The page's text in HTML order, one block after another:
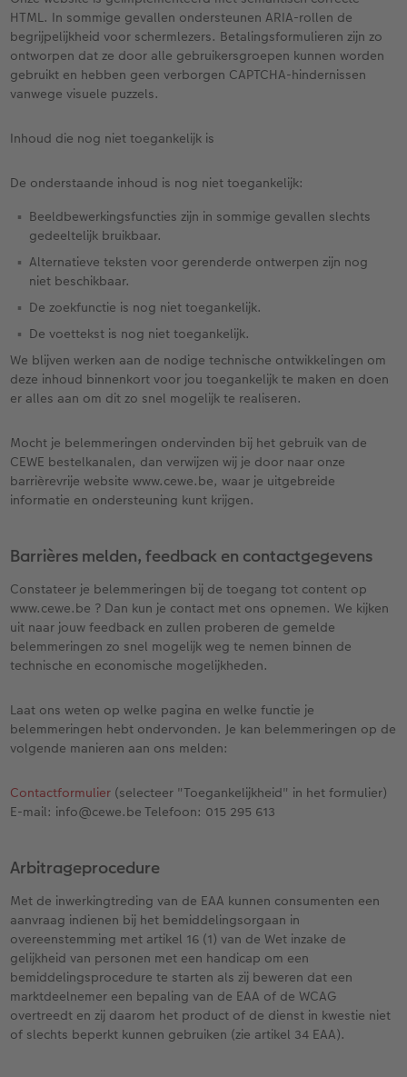
HTML. In sommige gevallen ondersteunen ARIA-rollen de
begrijpelijkheid voor schermlezers. Betalingsformulieren zijn zo
ontworpen dat ze door alle gebruikersgroepen kunnen worden
gebruikt en hebben geen verborgen CAPTCHA-hindernissen
vanwege visuele puzzels.
Inhoud die nog niet toegankelijk is
De onderstaande inhoud is nog niet toegankelijk:
Beeldbewerkingsfuncties zijn in sommige gevallen slechts
gedeeltelijk bruikbaar.
Alternatieve teksten voor gerenderde ontwerpen zijn nog
niet beschikbaar.
De zoekfunctie is nog niet toegankelijk.
De voettekst is nog niet toegankelijk.
We blijven werken aan de nodige technische ontwikkelingen om
deze inhoud binnenkort voor jou toegankelijk te maken en doen
er alles aan om dit zo snel mogelijk te realiseren.
Mocht je belemmeringen ondervinden bij het gebruik van de
CEWE bestelkanalen, dan verwijzen wij je door naar onze
barrièrevrije website www.cewe.be, waar je uitgebreide
informatie en ondersteuning kunt krijgen.
Barrières melden, feedback en contactgegevens
Constateer je belemmeringen bij de toegang tot content op
www.cewe.be ? Dan kun je contact met ons opnemen. We kijken
uit naar jouw feedback en zullen proberen de gemelde
belemmeringen zo snel mogelijk weg te nemen binnen de
technische en economische mogelijkheden.
Laat ons weten op welke pagina en welke functie je
belemmeringen hebt ondervonden. Je kan belemmeringen op de
volgende manieren aan ons melden:
Contactformulier (selecteer "Toegankelijkheid" in het formulier)
E-mail: info@cewe.be Telefoon: 015 295 613
Arbitrageprocedure
Met de inwerkingtreding van de EAA kunnen consumenten een
aanvraag indienen bij het bemiddelingsorgaan in
overeenstemming met artikel 16 (1) van de Wet inzake de
gelijkheid van personen met een handicap om een
bemiddelingsprocedure te starten als zij beweren dat een
marktdeelnemer een bepaling van de EAA of de WCAG
overtreedt en zij daarom het product of de dienst in kwestie niet
of slechts beperkt kunnen gebruiken (zie artikel 34 EAA).